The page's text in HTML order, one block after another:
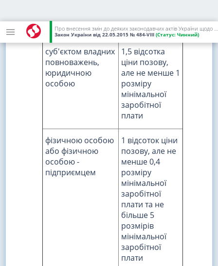
Про внесення змін до деяких законодавчих актів України щодо сплати судового збору
Закон України від 22.05.2015 № 484-VIII (Статус: Чинний)
подано:
суб'єктом владних
повноважень,
юридичною
особою
1,5 відсотка
ціни позову,
але не менше 1
розміру
мінімальної
заробітної
плати
фізичною особою
або фізичною
особою -
підприємцем
1 відсоток ціни
позову, але не
менше 0,4
розміру
мінімальної
заробітної
плати та не
більше 5
розмірів
мінімальної
заробітної
плати